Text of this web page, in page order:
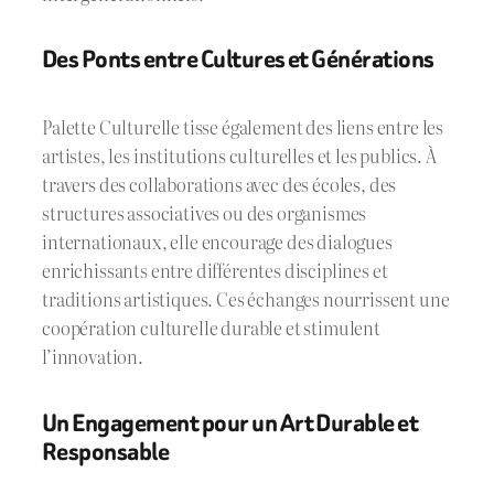
Des Ponts entre Cultures et Générations
Palette Culturelle tisse également des liens entre les
artistes, les institutions culturelles et les publics. À
travers des collaborations avec des écoles, des
structures associatives ou des organismes
internationaux, elle encourage des dialogues
enrichissants entre différentes disciplines et
traditions artistiques. Ces échanges nourrissent une
coopération culturelle durable et stimulent
l’innovation.
Un Engagement pour un Art Durable et
Responsable